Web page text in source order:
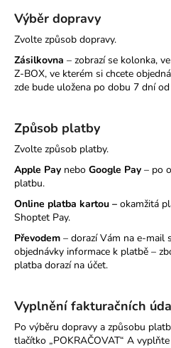
Výběr dopravy
Zvolte způsob dopravy.
Zásilkovna – zobrazí se kolonka,
Z-BOX, ve kterém si chcete
zde bude uložena po dobu 7 dní
Způsob platby
Zvolte způsob platby.
Apple Pay nebo Google Pay – po
platbu.
Online platba kartou – okamžitá
Shoptet Pay.
Převodem – dorazí Vám na e-mail
objednávky informace k platbě –
platba dorazí na účet.
Vyplnění fakturačních
Po výběru dopravy a způsobu
tlačítko „POKRAČOVAT“ A
e
n
a
j
í
?